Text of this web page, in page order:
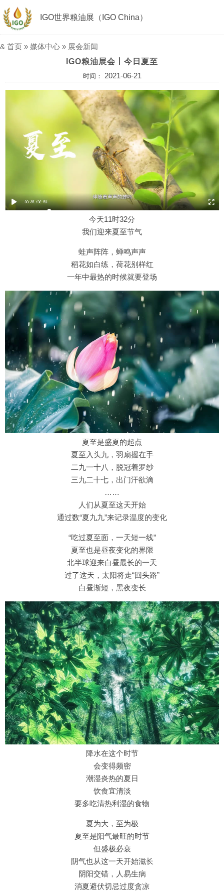
IGO世界粮油展（IGO China）
& 首页 » 媒体中心 » 展会新闻
IGO粮油展会丨今日夏至
时间： 2021-06-21
今天11时32分
我们迎来夏至节气
蛙声阵阵，蝉鸣声声
稻花如白练，荷花别样红
一年中最热的时候就要登场
夏至是盛夏的起点
夏至入头九，羽扇握在手
二九一十八，脱冠着罗纱
三九二十七，出门汗欲滴
……
人们从夏至这天开始
通过数“夏九九”来记录温度的变化
“吃过夏至面，一天短一线”
夏至也是昼夜变化的界限
北半球迎来白昼最长的一天
过了这天，太阳将走“回头路”
白昼渐短，黑夜变长
降水在这个时节
会变得频密
潮湿炎热的夏日
饮食宜清淡
要多吃清热利湿的食物
夏为大，至为极
夏至是阳气最旺的时节
但盛极必衰
阴气也从这一天开始滋长
阴阳交错，人易生病
消夏避伏切忌过度贪凉